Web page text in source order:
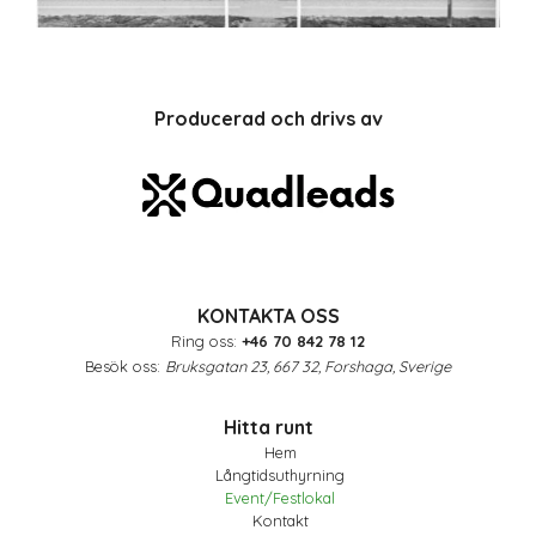
Producerad och drivs av
KONTAKTA OSS
Ring oss: +46 70 842 78 12
Besök oss: Bruksgatan 23, 667 32, Forshaga, Sverige
Hitta runt
Hem
Långtidsuthyrning
Event/Festlokal
Kontakt